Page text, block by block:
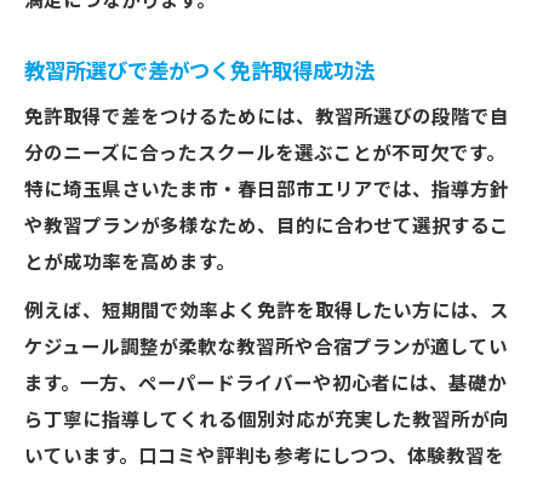
埼玉エリアで免許取得費用を抑えるコツ
教習所選びを失敗しないためのポイント解説
教習所の口コミからわかる免許取得成功法
予約の取りやすさが免許取得に与える影響
免許取得後を見据えた教習所選びのコツ
免許取得に適したサービス内容の見極め方
おすすめの免許取得プラン徹底ガイド
免許取得プラン選びで重視したいポイント
おすすめ免許取得プランの特徴と選び方
合宿と通学の免許取得プラン徹底比較
免許取得に便利な最新プランをチェック
教習所選びで差がつく免許取得成功法
免許取得で差をつけるためには、教習所選びの段階で自
分のニーズに合ったスクールを選ぶことが不可欠です。
特に埼玉県さいたま市・春日部市エリアでは、指導方針
や教習プランが多様なため、目的に合わせて選択するこ
とが成功率を高めます。
例えば、短期間で効率よく免許を取得したい方には、ス
ケジュール調整が柔軟な教習所や合宿プランが適してい
ます。一方、ペーパードライバーや初心者には、基礎か
ら丁寧に指導してくれる個別対応が充実した教習所が向
いています。口コミや評判も参考にしつつ、体験教習を